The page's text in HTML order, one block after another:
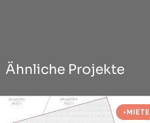
Ähnliche Projekte
MIETE